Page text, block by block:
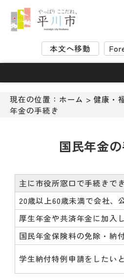
ョ
ス
本文へ移動
現在の位置： ホーム > 健康・
年金の手続き
国民年金
主に市役所窓口で手続きで
20歳以上60歳未満で会社、
厚生年金や共済年金に加入
国民年金保険料の免除・納
学生納付特例申請をしたい